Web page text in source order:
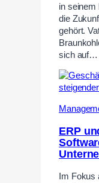
in seinem
die
gehört.
sich auf…
ERP
Im Fokus